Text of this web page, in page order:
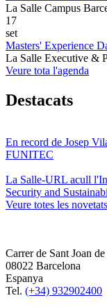
La Salle Campus
17
set
Masters' Experience
La Salle Executive &
Veure tota l'agenda
Destacats
En record de Josep
FUNITEC
La Salle-URL acull
Security and
Veure totes les novetats
Carrer de Sant Joan
08022 Barcelona
Espanya
Tel. (+34) 932902400